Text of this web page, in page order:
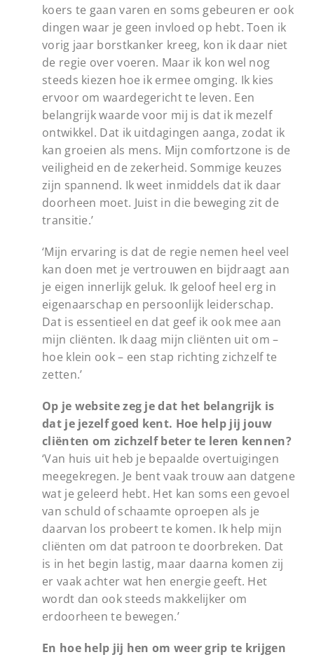
koers te gaan varen en soms gebeuren er ook
dingen waar je geen invloed op hebt. Toen ik
vorig jaar borstkanker kreeg, kon ik daar niet
de regie over voeren. Maar ik kon wel nog
steeds kiezen hoe ik ermee omging. Ik kies
ervoor om waardegericht te leven. Een
belangrijk waarde voor mij is dat ik mezelf
ontwikkel. Dat ik uitdagingen aanga, zodat ik
kan groeien als mens. Mijn comfortzone is de
veiligheid en de zekerheid. Sommige keuzes
zijn spannend. Ik weet inmiddels dat ik daar
doorheen moet. Juist in die beweging zit de
transitie.’
‘Mijn ervaring is dat de regie nemen heel veel
kan doen met je vertrouwen en bijdraagt aan
je eigen innerlijk geluk. Ik geloof heel erg in
eigenaarschap en persoonlijk leiderschap.
Dat is essentieel en dat geef ik ook mee aan
mijn cliënten. Ik daag mijn cliënten uit om –
hoe klein ook – een stap richting zichzelf te
zetten.’
Op je website zeg je dat het belangrijk is
dat je jezelf goed kent. Hoe help jij jouw
cliënten om zichzelf beter te leren kennen?
‘Van huis uit heb je bepaalde overtuigingen
meegekregen. Je bent vaak trouw aan datgene
wat je geleerd hebt. Het kan soms een gevoel
van schuld of schaamte oproepen als je
daarvan los probeert te komen. Ik help mijn
cliënten om dat patroon te doorbreken. Dat
is in het begin lastig, maar daarna komen zij
er vaak achter wat hen energie geeft. Het
wordt dan ook steeds makkelijker om
erdoorheen te bewegen.’
En hoe help jij hen om weer grip te krijgen